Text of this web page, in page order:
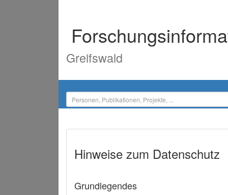
Greifswald
Hinweise zum Datenschutz
Grundlegendes